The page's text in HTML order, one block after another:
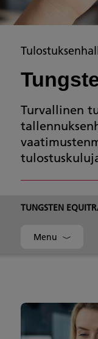
Turvallinen
TUNGSTEN
Menu